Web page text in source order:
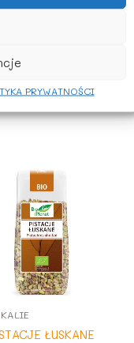
PRYWATNOŚCI
ŁUSKANE